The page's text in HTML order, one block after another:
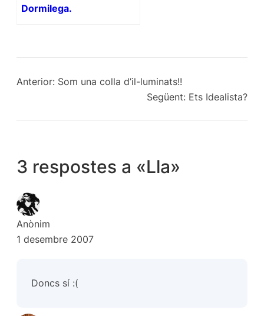
Dormilega.
Anterior: Som una colla d’il-luminats!!
Següent: Ets Idealista?
3 respostes a «Lla»
Anònim
1 desembre 2007
Doncs sí :(